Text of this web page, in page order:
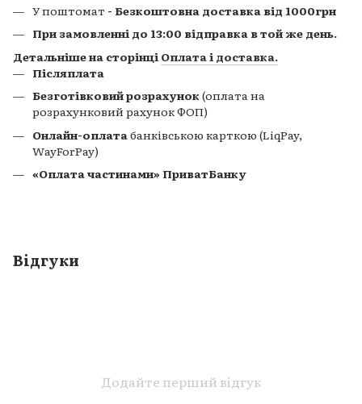
У поштомат - Безкоштовна доставка від 1000грн
При замовленні до 13:00 відправка в той же день.
Детальніше на сторінці Оплата і доставка.
Післяплата
Безготівковий розрахунок(оплата на
розрахунковий рахунок ФОП)
Онлайн-оплата банківською карткою (LiqPay,
WayForPay)
«Оплата частинами» ПриватБанку
Відгуки
Додайте перший відгук